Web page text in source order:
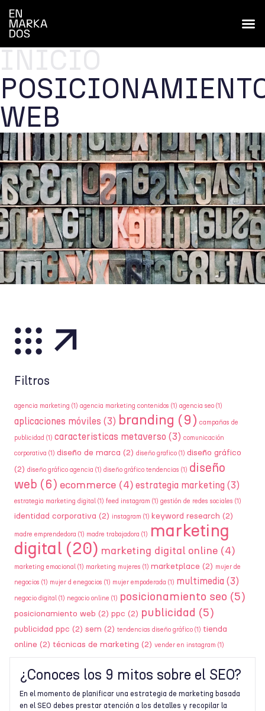
WEB
Filtros
agencia marketing (1) agencia marketing contenidos (1) agencia seo (1)
aplicaciones móviles (3) branding (9) campañas de
publicidad (1) caracteristicas metaverso (3) comunicación
corporativa (1) diseño de marca (2) diseño grafico (1) diseño gráfico
(2) diseño gráfico agencia (1) diseño gráfico tendencias (1) diseño
web (6) ecommerce (4) estrategia marketing (3)
estrategia marketing digital (1) feed instagram (1) gestión de redes sociales (1)
identidad corporativa (2) instagram (1) keyword research (2)
madre emprendedora (1) madre trabajadora (1)
marketing
digital (20) marketing digital online (4)
marketing emocional (1) marketing mujeres (1) marketplace (2) mujer de
negocios (1) mujer d enegocios (1) mujer empoderada (1) multimedia (3)
negocio digital (1) negocio online (1) posicionamiento seo (5)
posicionamiento web (2) ppc (2) publicidad (5)
publicidad ppc (2) sem (2) tendencias diseño gráfico (1) tienda
online (2) técnicas de marketing (2) vender en instagram (1)
¿Conoces los 9 mitos sobre el SEO?
En el momento de planificar una estrategia de marketing basada
en el SEO debes prestar atención a los detalles y recopilar la